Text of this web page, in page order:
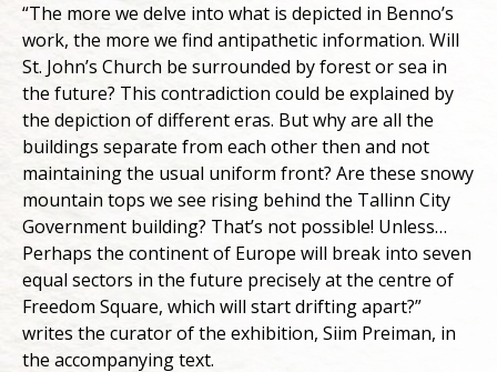
“The more we delve into what is depicted in Benno’s
work, the more we find antipathetic information. Will
St. John’s Church be surrounded by forest or sea in
the future? This contradiction could be explained by
the depiction of different eras. But why are all the
buildings separate from each other then and not
maintaining the usual uniform front? Are these snowy
mountain tops we see rising behind the Tallinn City
Government building? That’s not possible! Unless…
Perhaps the continent of Europe will break into seven
equal sectors in the future precisely at the centre of
Freedom Square, which will start drifting apart?”
writes the curator of the exhibition, Siim Preiman, in
the accompanying text.